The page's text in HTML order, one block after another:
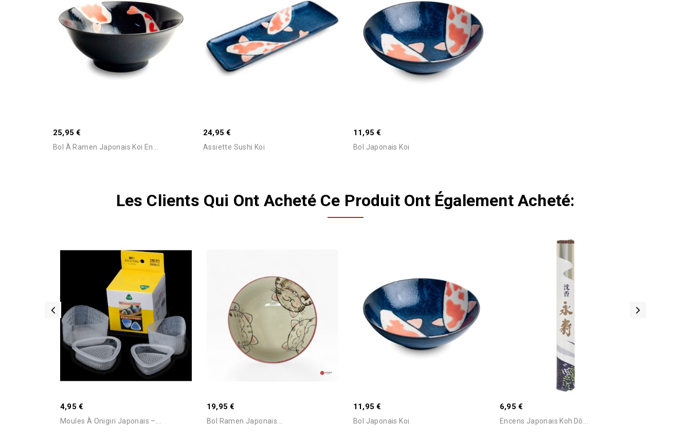
25,95 €
Bol À Ramen Japonais Koi En...
24,95 €
Assiette Sushi Koi
11,95 €
Bol Japonais Koi
Les Clients Qui Ont Acheté Ce Produit Ont Également Acheté:
4,95 €
Moules À Onigiri Japonais –...
19,95 €
Bol Ramen Japonais...
11,95 €
Bol Japonais Koi
6,95 €
Encens Japonais Koh Dô...